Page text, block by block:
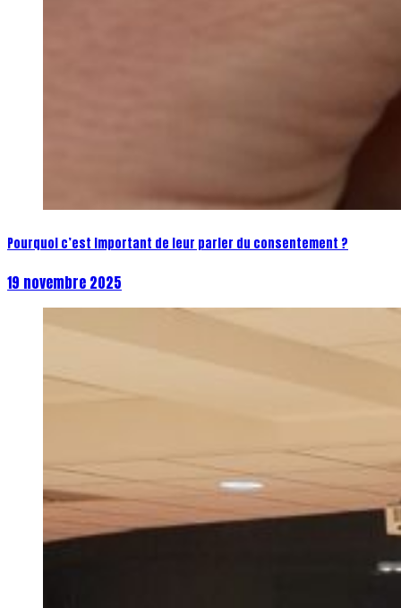
Pourquoi c’est important de leur parler du consentement ?
19 novembre 2025